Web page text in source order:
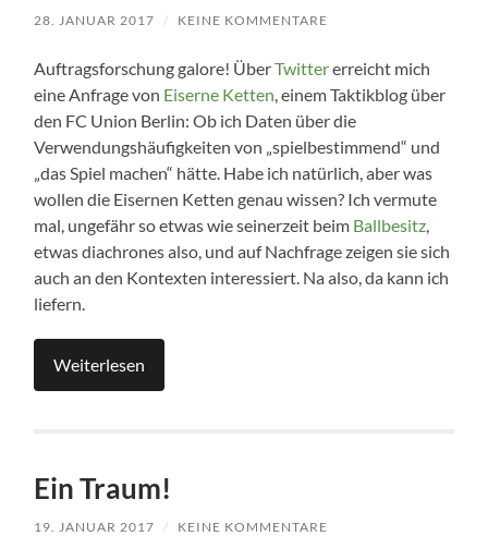
28. JANUAR 2017 / KEINE KOMMENTARE
Auftragsforschung galore! ÜberTwittererreicht mich
eine Anfrage von Eiserne Ketten , einem Taktikblog über
den FC Union Berlin: Ob ich Daten über die
Verwendungshäufigkeiten von „spielbestimmend“ und
„das Spiel machen“ hätte. Habe ich natürlich, aber was
wollen die Eisernen Ketten genau wissen? Ich vermute
mal, ungefähr so etwas wie seinerzeit beim Ballbesitz
etwas diachrones also, und auf Nachfrage zeigen sie sich
auch an den Kontexten interessiert. Na also, da kann ich
liefern.
Weiterlesen
Ein Traum!
19. JANUAR 2017 / KEINE KOMMENTARE